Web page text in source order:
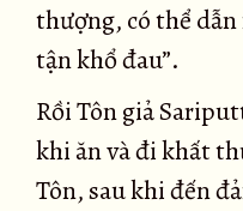
thượng, có thể
tận khổ đau”.
Rồi Tôn giả
khi ăn và đi khất
Tôn, sau khi đến